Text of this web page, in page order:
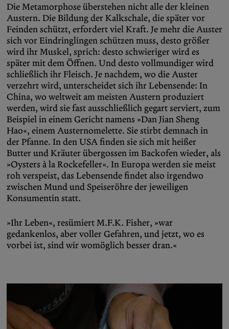
Die Metamorphose überstehen nicht alle der kleinen
Austern. Die Bildung der Kalkschale, die später vor
Feinden schützt, erfordert viel Kraft. Je mehr die Auster
sich vor Eindringlingen schützen muss, desto größer
wird ihr Muskel, sprich: desto schwieriger wird es
später mit dem Öffnen. Und desto vollmundiger wird
schließlich ihr Fleisch. Je nachdem, wo die Auster
verzehrt wird, unterscheidet sich ihr Lebensende: In
China, wo weltweit am meisten Austern produziert
werden, wird sie fast ausschließlich gegart serviert, zum
Beispiel in einem Gericht namens »Dan Jian Sheng
Hao«, einem Austernomelette. Sie stirbt demnach in
der Pfanne. In den USA finden sie sich mit heißer
Butter und Kräuter übergossen im Backofen wieder, als
»Oysters à la Rockefeller«. In Europa werden sie meist
roh verspeist, das Lebensende findet also irgendwo
zwischen Mund und Speiseröhre der jeweiligen
Konsumentin statt.
»Ihr Leben«, resümiert M.F.K. Fisher, »war
gedankenlos, aber voller Gefahren, und jetzt, wo es
vorbei ist, sind wir womöglich besser dran.«